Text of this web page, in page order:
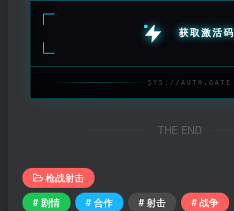
获取激活码
SYS://AUTH.GATE
THE END
枪战射击
# 剧情
# 合作 # 射击 # 战争